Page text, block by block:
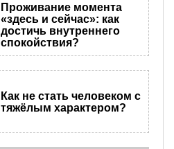
Проживание момента
«здесь и сейчас»: как
достичь внутреннего
спокойствия?
Как не стать человеком с
тяжёлым характером?